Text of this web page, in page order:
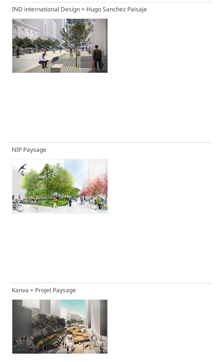
IND international Design + Hugo Sanchez Paisaje
NIP Paysage
Kanva + Projet Paysage